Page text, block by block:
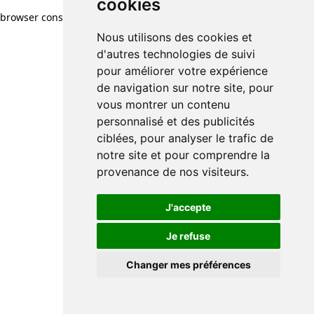
cookies
Nous utilisons des cookies et
d'autres technologies de suivi
pour améliorer votre expérience
de navigation sur notre site, pour
vous montrer un contenu
personnalisé et des publicités
ciblées, pour analyser le trafic de
notre site et pour comprendre la
provenance de nos visiteurs.
J'accepte
Je refuse
Changer mes préférences
browser console for more information)